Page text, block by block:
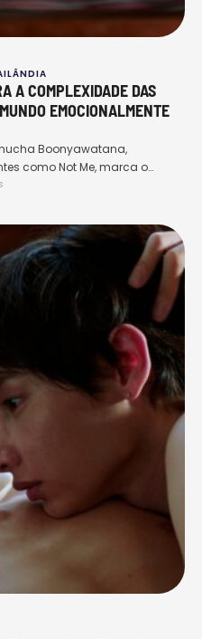
A COMPLEXIDADE DAS
EMOCIONALMENTE
Boonyawatana,
como Not Me, marca o
às telas com um roteiro
retorno é visto de forma
do casal OffGun, …